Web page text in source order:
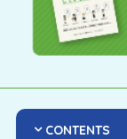
CONTENTS